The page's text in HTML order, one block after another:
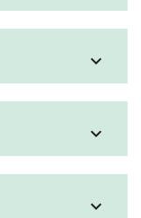
expand_more
expand_more
expand_more